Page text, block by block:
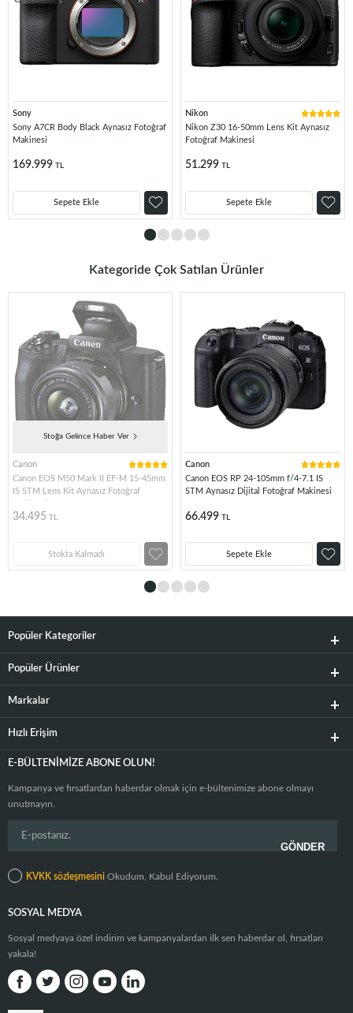
Sony
Sony A7CR Body Black Aynasız Fotoğraf
Makinesi
169.999 TL
Sepete Ekle
Nikon
Nikon Z30 16-50mm Lens Kit Aynasız
Fotoğraf Makinesi
51.299 TL
Sepete Ekle
Kategoride Çok Satılan Ürünler
Stoğa Gelince Haber Ver
Canon
Canon EOS M50 Mark II EF-M 15-45mm
IS STM Lens Kit Aynasız Fotoğraf
34.495 TL
Stokta Kalmadı
Canon
Canon EOS RP 24-105mm f/4-7.1 IS
STM Aynasız Dijital Fotoğraf Makinesi
66.499 TL
Sepete Ekle
Popüler Kategoriler
Popüler Ürünler
Markalar
Hızlı Erişim
E-BÜLTENIMIZE ABONE OLUN!
Kampanya ve fırsatlardan haberdar olmak için e-bültenimize abone olmayı
unutmayın.
KVKK sözleşmesini Okudum, Kabul Ediyorum.
SOSYAL MEDYA
Sosyal medyaya özel indirim ve kampanyalardan ilk sen haberdar ol, fırsatları
yakala!